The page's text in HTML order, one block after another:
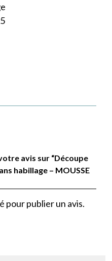
avis sur “Découpe
habillage – MOUSSE
pour publier un avis.